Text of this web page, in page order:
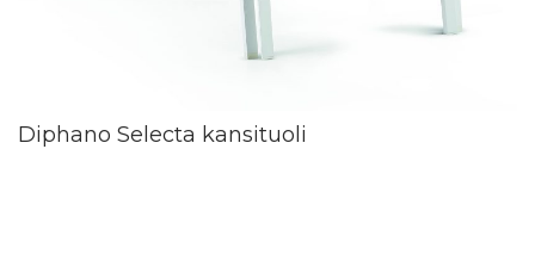
Diphano Selecta kansituoli